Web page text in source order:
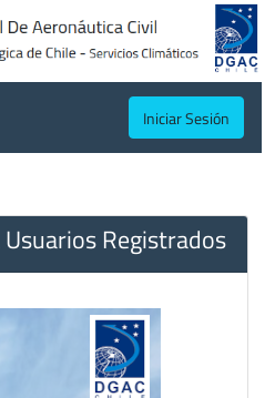
Iniciar Sesión
Registrados